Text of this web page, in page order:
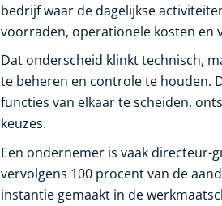
bedrijf waar de dagelijkse
voorraden, operationele kosten en
Dat onderscheid klinkt technisch,
te beheren en controle te houden.
functies van elkaar te scheiden,
keuzes.
Een ondernemer is vaak
vervolgens 100 procent van de
instantie gemaakt in de